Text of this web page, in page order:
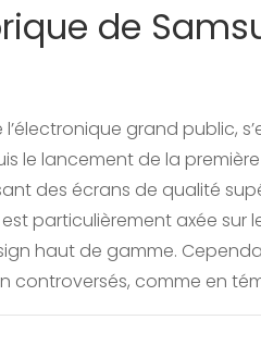
de
grand public,
le lancement de la
des écrans de qualité
est particulièrement axée
haut de gamme.
comme en